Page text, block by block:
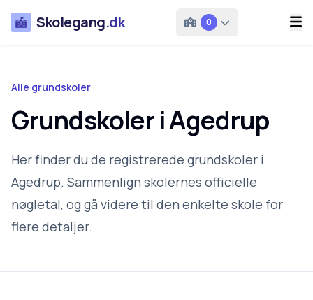
Skolegang.dk 0
Alle grundskoler
Grundskoler i Agedrup
Her finder du de registrerede grundskoler i
Agedrup. Sammenlign skolernes officielle
nøgletal, og gå videre til den enkelte skole for
flere detaljer.